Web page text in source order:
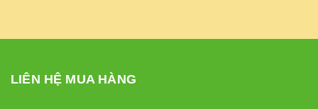
LIÊN HỆ MUA HÀNG